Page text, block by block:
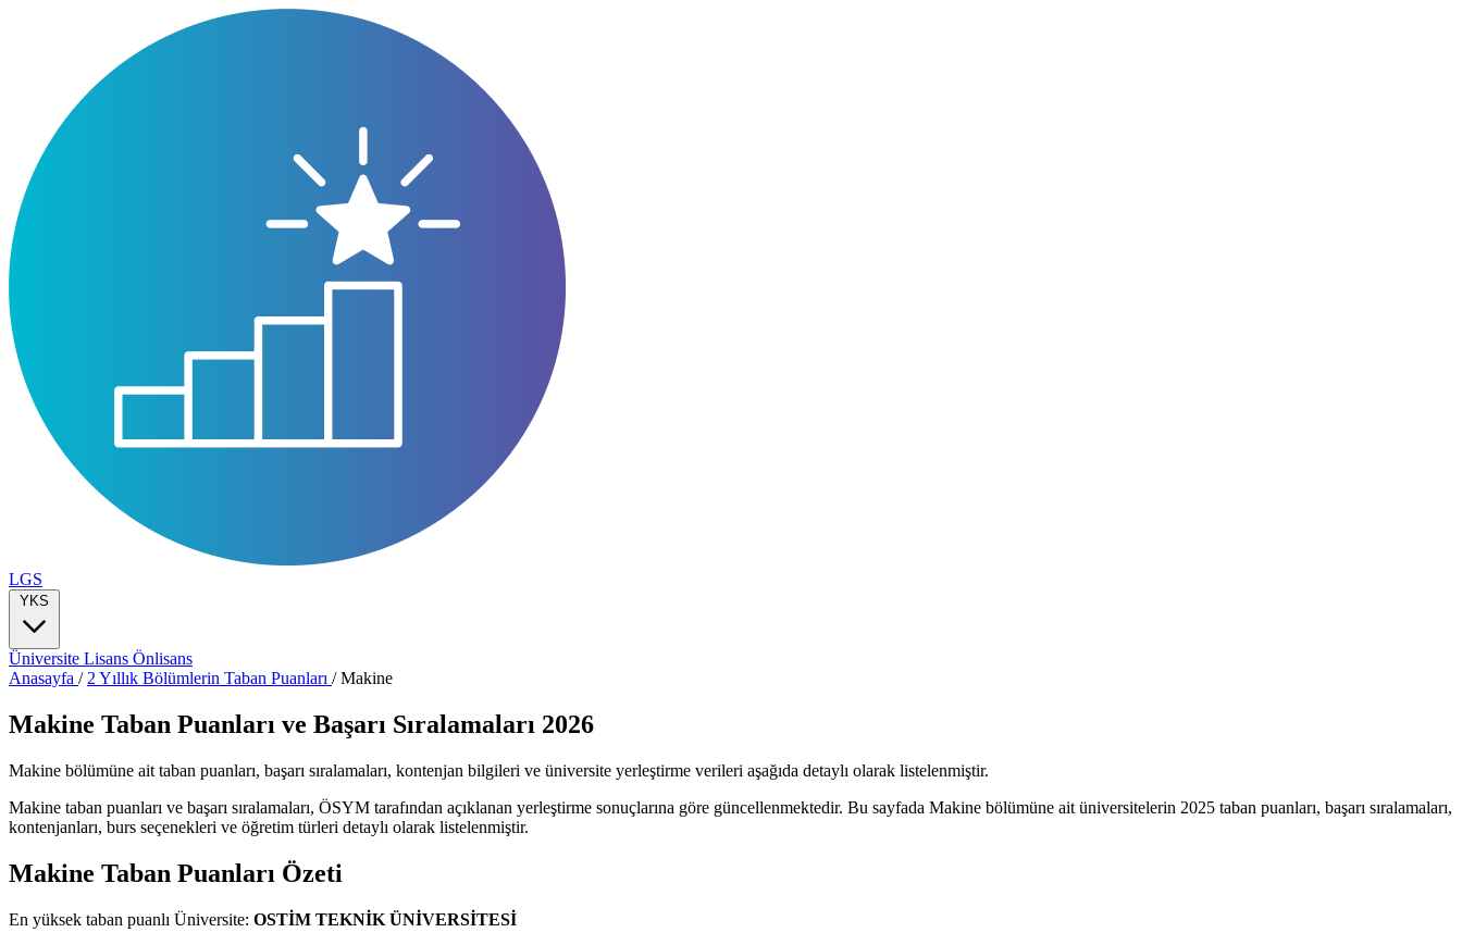
LGS
YKS
Üniversite Lisans Önlisans
Anasayfa / 2 Yıllık Bölümlerin Taban Puanları /Makine
Makine Taban Puanları ve Başarı Sıralamaları 2026
Makine bölümüne ait taban puanları, başarı sıralamaları, kontenjan bilgileri ve üniversite yerleştirme verileri aşağıda detaylı olarak listelenmiştir.
Makine taban puanları ve başarı sıralamaları, ÖSYM tarafından açıklanan yerleştirme sonuçlarına göre güncellenmektedir. Bu sayfada Makine bölümüne ait üniversitelerin 2025 taban puanları, başarı sıralamaları,
kontenjanları, burs seçenekleri ve öğretim türleri detaylı olarak listelenmiştir.
Makine Taban Puanları Özeti
En yüksek taban puanlı Üniversite: OSTİM TEKNİK ÜNİVERSİTESİ